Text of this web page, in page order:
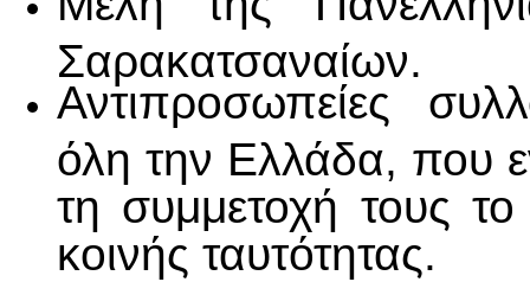
Σαρακατσαναίων.
Αντιπροσωπείες
όλη την Ελλάδα, που
τη συμμετοχή τους
κοινής ταυτότητας.